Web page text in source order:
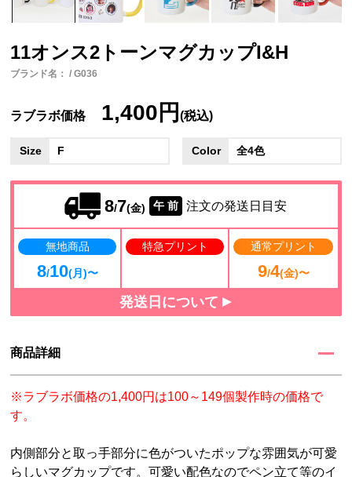
11オンス2トーンマグカップI&H
ブランド名： / G036
ラブラボ価格 1,400円(税込)
Size F Color 全4色
8/7(金) 午 前 注文の発送日目安
無地商品
8/10(月)〜
特急プリント 通常プリント
9/4(金)〜
発送日について
商品詳細
※ラブラボ価格の1,400円は100～149個製作時の価格で
す。
内側部分と取っ手部分に色がついたポップな雰囲気が可愛
らしいマグカップです。可愛い配色なのでペン立て等のイ